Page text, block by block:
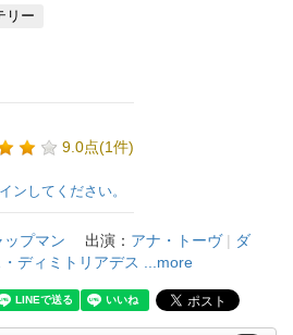
リー
9.0点(1件)
ンしてください。
プマン 出演： アナ・トーヴ | ダ
ディミトリアデス ...more